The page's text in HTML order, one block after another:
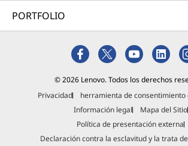
PORTFOLIO
© 2026 Lenovo. Todos los derechos
Privacidad
herramienta de consentimiento
Información legal
Mapa del Sitio
Política de presentación externa
Declaración contra la esclavitud y la trata